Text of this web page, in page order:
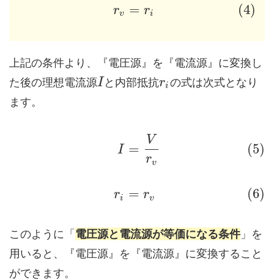
rv
= ri
(4)
上記の条件より、『電圧源』を『電流源』に変換し
た後の理想電流源I と内部抵抗ri の式は次式となり
ます。
I
ri
=
=
V
rv
rv
(5)
(6)
このように「 電圧源と電流源が等価になる条件」を
用いると、『電圧源』を『電流源』に変換すること
ができます。